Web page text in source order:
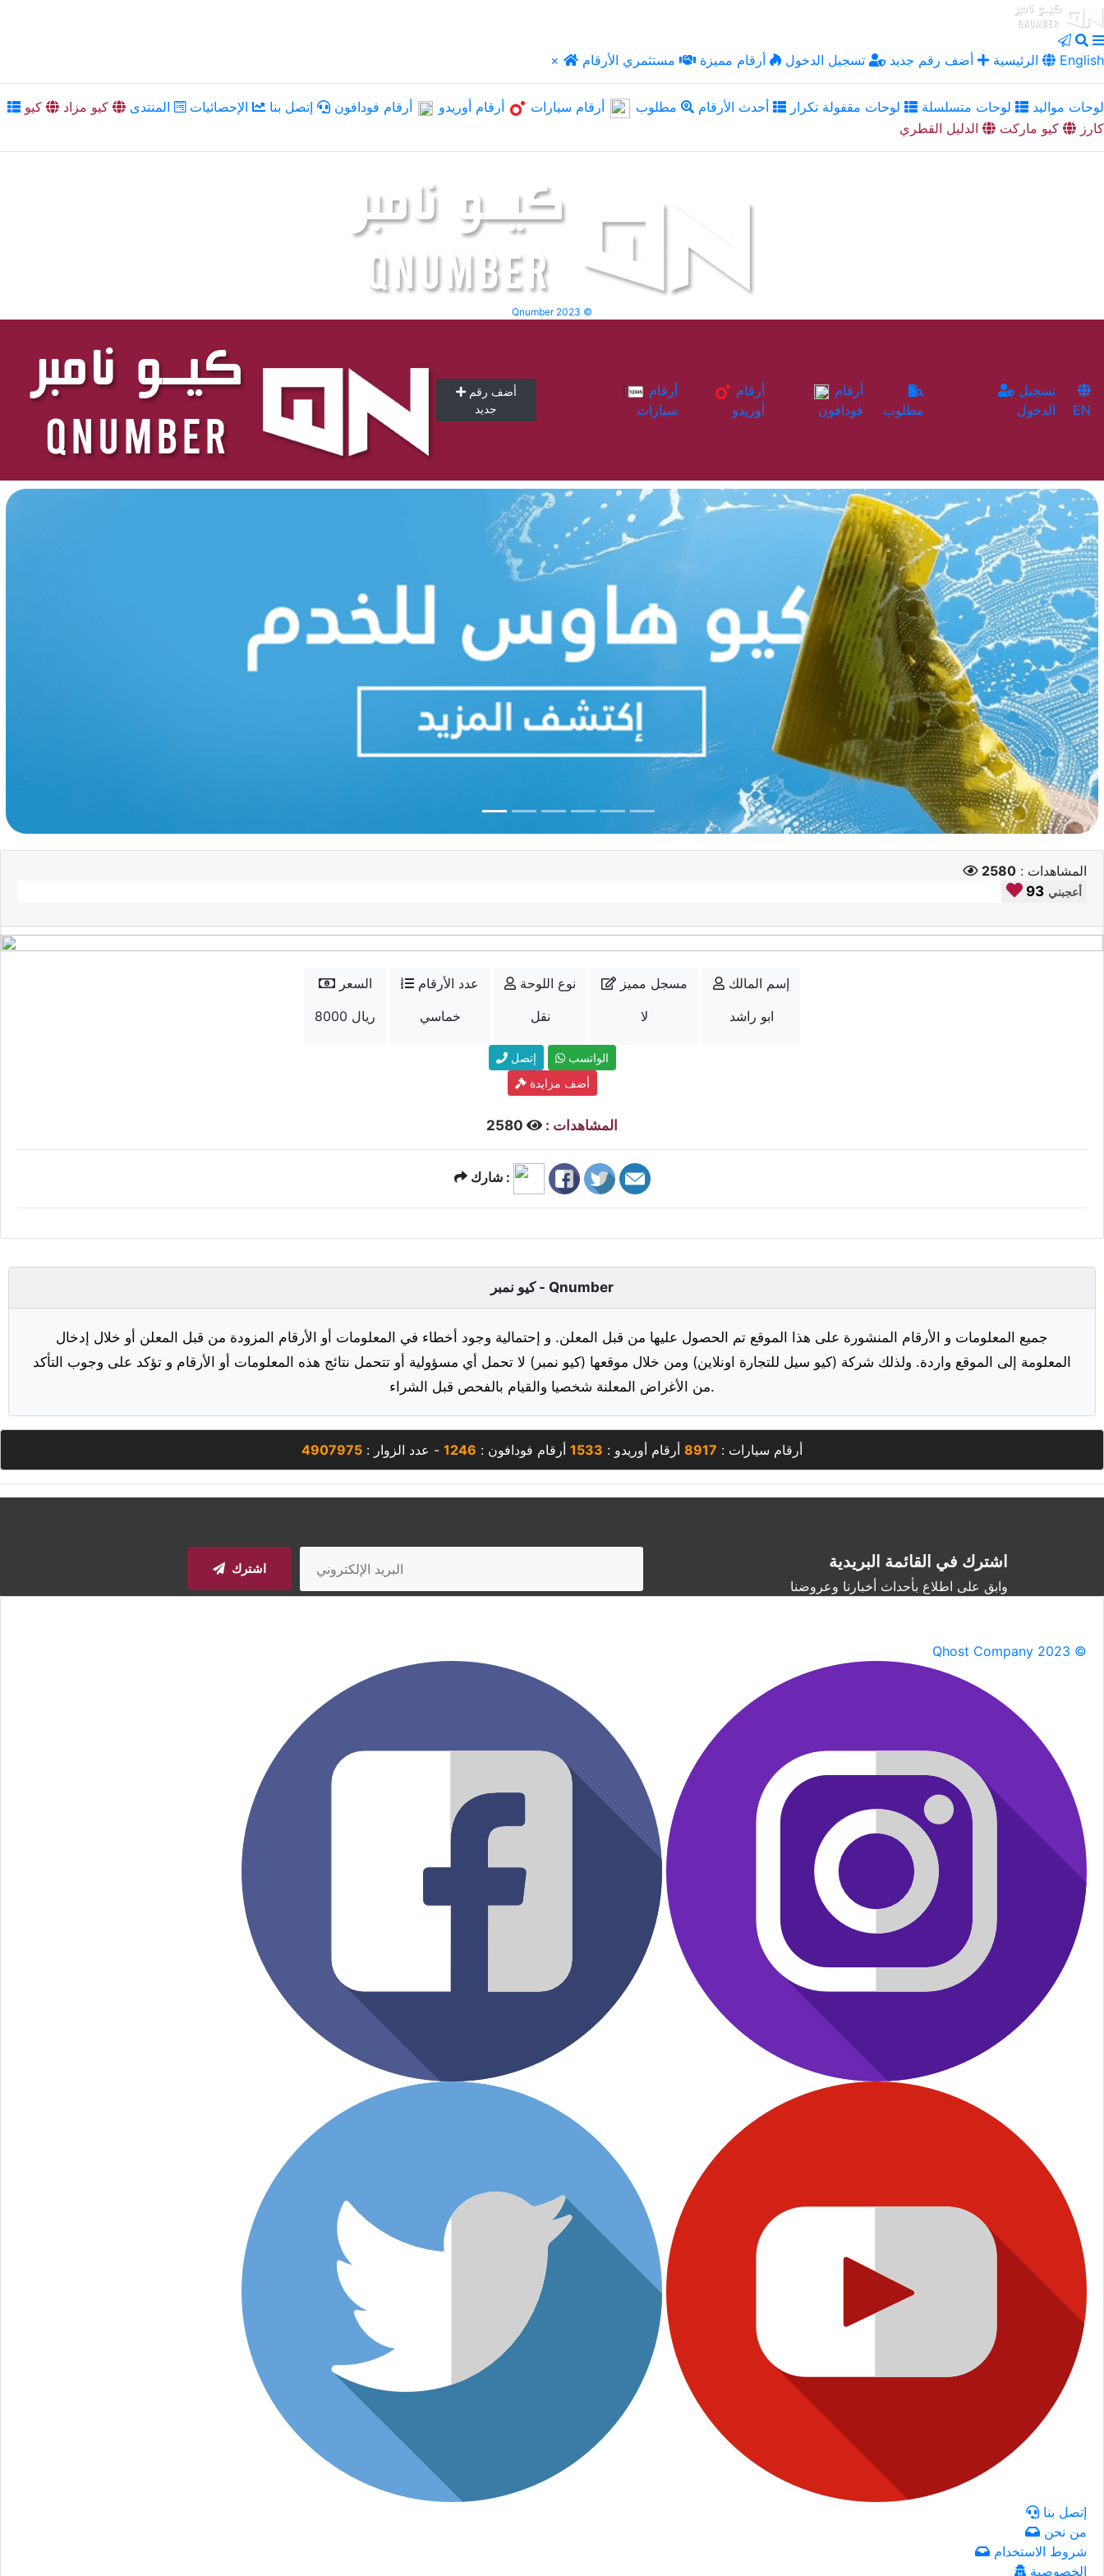
× الرئيسية أضف رقم جديد تسجيل الدخول أرقام مميزة مستثمري الأرقام English
لوحات مواليد لوحات متسلسلة لوحات مقفولة تكرار أحدث الأرقام مطلوب أرقام سيارات أرقام أوريدو أرقام فودافون إتصل بنا الإحصائيات المنتدى كيو مزاد
كيو
كارز
كيو ماركت الدليل القطري
Qnumber 2023 ©
أضف رقم
جديد
سيارات
أوريدو
فودافون
مطلوب
الدخول
EN
المشاهدات : 2580
93 أعجبني
السعر
8000 ريال
عدد الأرقام
خماسي
نوع اللوحة
نقل
مسجل مميز
لا
إسم المالك
ابو راشد
إتصل
الواتسب
أضف مزايدة
المشاهدات :
شارك :
كيو نمبر - Qnumber
جميع المعلومات و الأرقام المنشورة على هذا الموقع تم الحصول عليها من قبل المعلن. و إحتمالية وجود أخطاء في المعلومات أو الأرقام المزودة من قبل المعلن أو خلال إدخال
المعلومة إلى الموقع واردة. ولذلك شركة (كيو سيل للتجارة اونلاين) ومن خلال موقعها (كيو نمبر) لا تحمل أي مسؤولية أو تتحمل نتائج هذه المعلومات أو الأرقام و تؤكد على وجوب التأكد
من الأغراض المعلنة شخصيا والقيام بالفحص قبل الشراء.
أرقام سيارات : 8917 أرقام أوريدو : 1533 أرقام فودافون : 1246 - عدد الزوار : 4907975
اشترك في القائمة البريدية
وابق على اطلاع بأحداث أخبارنا وعروضنا
اشترك
Qhost Company 2023 ©
إتصل بنا
من نحن
شروط الاستخدام
الخصوصية